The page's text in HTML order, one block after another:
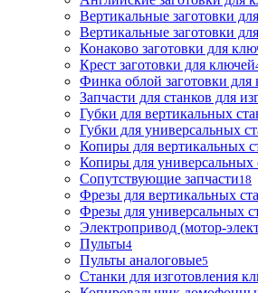
Вертикальные заготовки
Вертикальные заготовки
Конаково заготовки для
Крест заготовки для ключей
Финка облой заготовки для
Запчасти для станков для
Губки для вертикальных
Губки для универсальных
Копиры для вертикальных
Копиры для универсальных
Сопутствующие запчасти18
Фрезы для вертикальных
Фрезы для универсальных
Электропривод (мотор-
Пульты4
Пульты аналоговые5
Станки для изготовления